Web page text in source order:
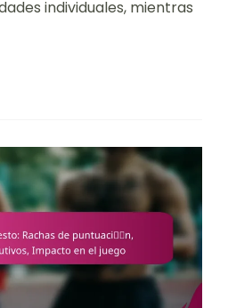
individuales, mientras